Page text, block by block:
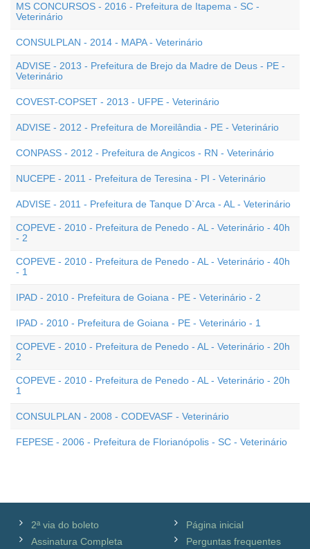
MS CONCURSOS - 2016 - Prefeitura de Itapema - SC -
Veterinário
CONSULPLAN - 2014 - MAPA - Veterinário
ADVISE - 2013 - Prefeitura de Brejo da Madre de Deus - PE -
Veterinário
COVEST-COPSET - 2013 - UFPE - Veterinário
ADVISE - 2012 - Prefeitura de Moreilândia - PE - Veterinário
CONPASS - 2012 - Prefeitura de Angicos - RN - Veterinário
NUCEPE - 2011 - Prefeitura de Teresina - PI - Veterinário
ADVISE - 2011 - Prefeitura de Tanque D`Arca - AL - Veterinário
COPEVE - 2010 - Prefeitura de Penedo - AL - Veterinário - 40h
- 2
COPEVE - 2010 - Prefeitura de Penedo - AL - Veterinário - 40h
- 1
IPAD - 2010 - Prefeitura de Goiana - PE - Veterinário - 2
IPAD - 2010 - Prefeitura de Goiana - PE - Veterinário - 1
COPEVE - 2010 - Prefeitura de Penedo - AL - Veterinário - 20h
2
COPEVE - 2010 - Prefeitura de Penedo - AL - Veterinário - 20h
1
CONSULPLAN - 2008 - CODEVASF - Veterinário
FEPESE - 2006 - Prefeitura de Florianópolis - SC - Veterinário
2ª via do boleto
Assinatura Completa
Página inicial
Perguntas frequentes